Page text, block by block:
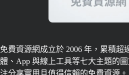
免費資源網成立於 2006 年，累積超
體、App 與線上工具等七大主題的
注分享實用且值得信賴的免費資源。